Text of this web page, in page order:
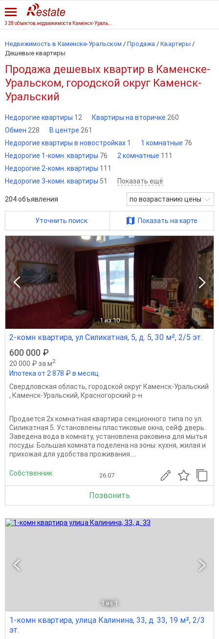
Недвижимость в Каменске-Уральском / Продажа / Квартиры /
Дешевые квартиры
Продажа дешевых квартир в Каменске-
Уральском, городской округ Каменск-
Уральский
Недорогие квартиры 12 Квартиры на вторичке 260
Обмен 228 В центре 261
Недорогие квартиры в новостройках 1 1 комнатные 76
Недорогие 1-комн. квартиры 76 2 комнатные 111
Недорогие 2-комн. квартиры 111
Недорогие 3-комн. квартиры 51 Показать ещё
204объявления по возрастанию цены
Уточнить поиск Показать на карте
1 из 10
2-комн квартира, ул Силикатная, 5, д. 5, 30 м², 2/5 эт.
600 000 ₽
20 000 ₽ за м2
Ипотека от 2 878 ₽ в месяц
Свердловская область, городской округ Каменск-Уральский
, Каменск-Уральский, Красногорский р-н
Продается 2х комнатная квартира секционного типа по ул.
Силикатная 5. Установлены пластиковые окна, сейф дверь.
Заведена вода в комнату, установлена раковина для мытья
посуды. Большая комната поделена на зоны: кухня, жилая и
прихожая для удобства проживания....
Собственник 26.07
Позвонить
1 из 1
1-комн квартира, улица Калинина, 33, д. 33, 19 м², 2/3
эт.